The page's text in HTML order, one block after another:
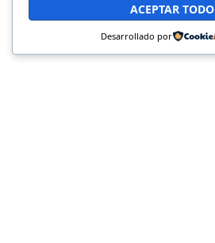
ACEPTAR TODO
Desarrollado por